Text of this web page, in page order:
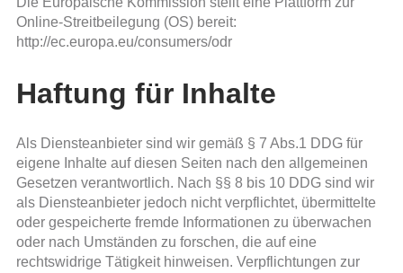
Online-Streitbeilegung (OS) bereit:
http://ec.europa.eu/consumers/odr
Haftung für Inhalte
Als Diensteanbieter sind wir gemäß § 7 Abs.1 DDG für
eigene Inhalte auf diesen Seiten nach den allgemeinen
Gesetzen verantwortlich. Nach §§ 8 bis 10 DDG sind wir
als Diensteanbieter jedoch nicht verpflichtet, übermittelte
oder gespeicherte fremde Informationen zu überwachen
oder nach Umständen zu forschen, die auf eine
rechtswidrige Tätigkeit hinweisen. Verpflichtungen zur